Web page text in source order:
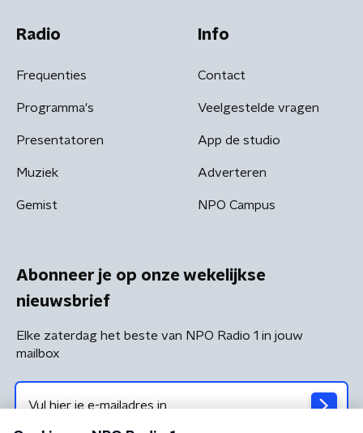
Radio
Frequenties
Programma's
Presentatoren
Muziek
Gemist
Info
Contact
Veelgestelde vragen
App de studio
Adverteren
NPO Campus
Abonneer je op onze wekelijkse
nieuwsbrief
Elke zaterdag het beste van NPO Radio 1 in jouw
mailbox